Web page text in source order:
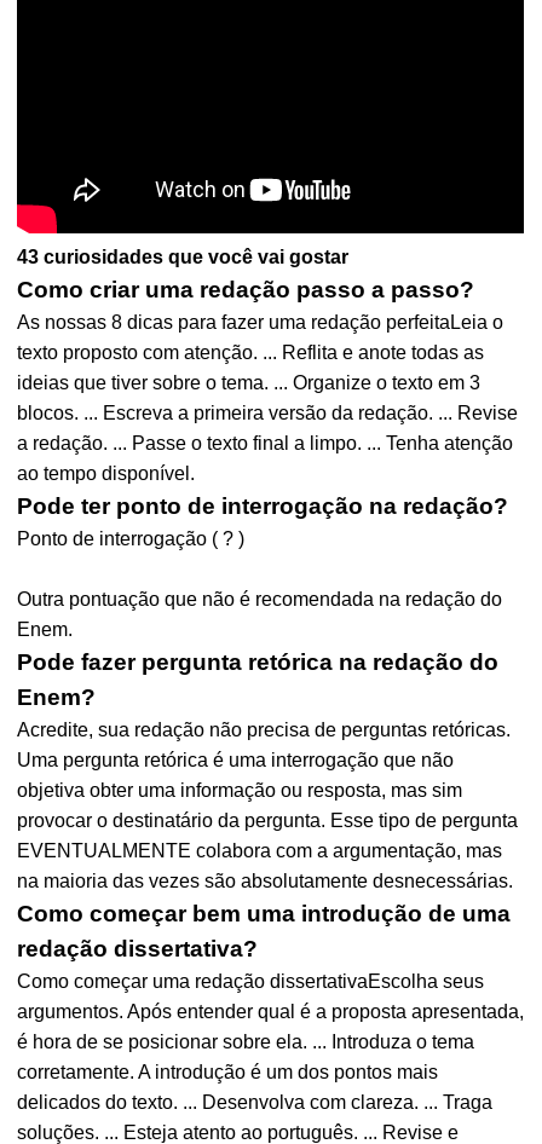
43 curiosidades que você vai gostar
Como criar uma redação passo a passo?
As nossas 8 dicas para fazer uma redação perfeitaLeia o
texto proposto com atenção. ... Reflita e anote todas as
ideias que tiver sobre o tema. ... Organize o texto em 3
blocos. ... Escreva a primeira versão da redação. ... Revise
a redação. ... Passe o texto final a limpo. ... Tenha atenção
ao tempo disponível.
Pode ter ponto de interrogação na redação?
Ponto de interrogação ( ? )
Outra pontuação que não é recomendada na redação do
Enem.
Pode fazer pergunta retórica na redação do
Enem?
Acredite, sua redação não precisa de perguntas retóricas.
Uma pergunta retórica é uma interrogação que não
objetiva obter uma informação ou resposta, mas sim
provocar o destinatário da pergunta. Esse tipo de pergunta
EVENTUALMENTE colabora com a argumentação, mas
na maioria das vezes são absolutamente desnecessárias.
Como começar bem uma introdução de uma
redação dissertativa?
Como começar uma redação dissertativaEscolha seus
argumentos. Após entender qual é a proposta apresentada,
é hora de se posicionar sobre ela. ... Introduza o tema
corretamente. A introdução é um dos pontos mais
delicados do texto. ... Desenvolva com clareza. ... Traga
soluções. ... Esteja atento ao português. ... Revise e